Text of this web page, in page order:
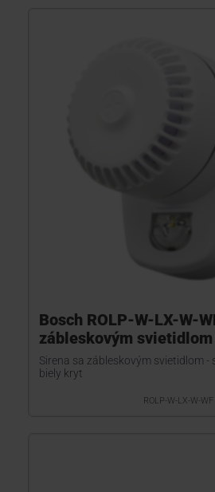
Bosch ROLP-W-LX-W-
zábleskovým svietidlom
Sirena sa zábleskovým svietidlom -
biely kryt
ROLP-W-LX-W-WF